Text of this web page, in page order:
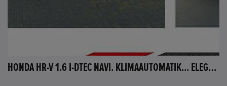
HONDA HR-V 1.6 I-DTEC NAVI. KLIMAAUTOMATIK... ELEGANCE